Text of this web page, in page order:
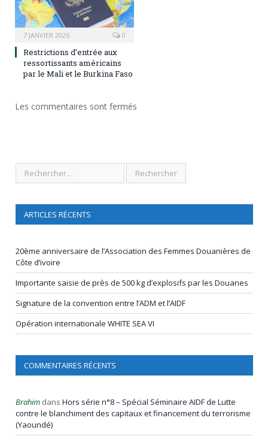
7 JANVIER 2026 0
Restrictions d’entrée aux
ressortissants américains
par le Mali et le Burkina Faso
Les commentaires sont fermés
ARTICLES RÉCENTS
20ème anniversaire de l’Association des Femmes Douanières de
Côte d’ivoire
Importante saisie de près de 500 kg d’explosifs par les Douanes
Signature de la convention entre l’ADM et l’AIDF
Opération internationale WHITE SEA VI
COMMENTAIRES RÉCENTS
Brahim dans Hors série n°8 – Spécial Séminaire AIDF de Lutte
contre le blanchiment des capitaux et financement du terrorisme
(Yaoundé)